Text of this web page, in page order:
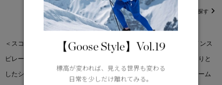
直営店在庫を探す
＜スコール ジャケット＞は、アーカイブのシェルジャケットからインス
ピレーションを得ています。技術的な要素を維持しながら、すっきりと
したシャープなディテールと調和するようにデザインしました。シーム
【Goose Style】Vol.19
標高が変われば、見える世界も変わる
日常を少しだけ離れてみる。